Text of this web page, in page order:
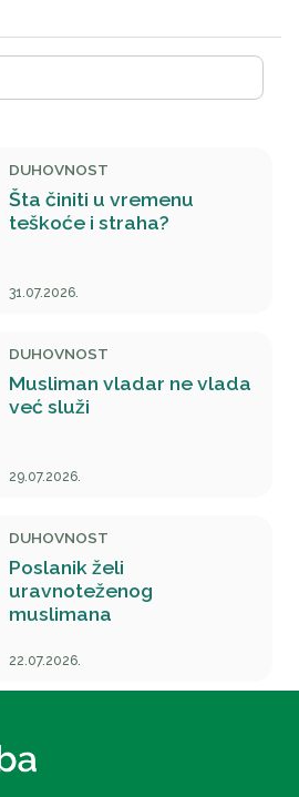
DUHOVNOST
Šta činiti u vremenu
teškoće i straha?
31.07.2026.
DUHOVNOST
Musliman vladar ne vlada
već služi
29.07.2026.
DUHOVNOST
Poslanik želi
uravnoteženog
muslimana
22.07.2026.